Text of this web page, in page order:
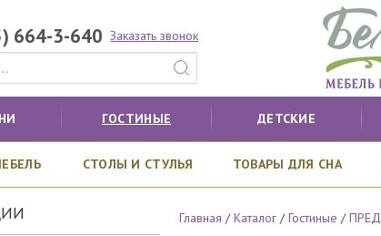
664-3-640 Заказать звонок
ГОСТИНЫЕ ДЕТСКИЕ
СТОЛЫ И СТУЛЬЯ ТОВАРЫ ДЛЯ СНА
Главная /Каталог /Гостиные /